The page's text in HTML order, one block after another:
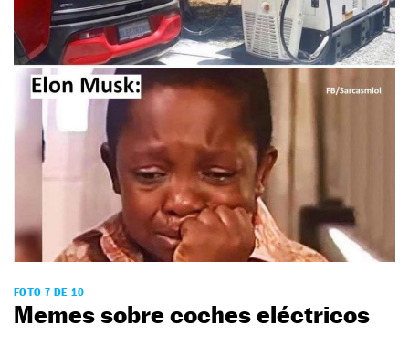
FOTO 7 DE 10
Memes sobre coches eléctricos